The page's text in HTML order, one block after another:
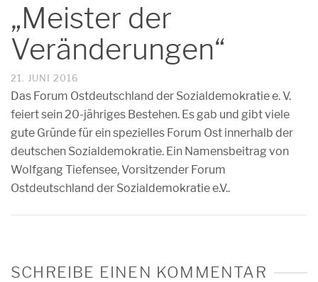
„Meister der
Veränderungen“
21. JUNI 2016
Das Forum Ostdeutschland der Sozialdemokratie e. V.
feiert sein 20-jähriges Bestehen. Es gab und gibt viele
gute Gründe für ein spezielles Forum Ost innerhalb der
deutschen Sozialdemokratie. Ein Namensbeitrag von
Wolfgang Tiefensee, Vorsitzender Forum
Ostdeutschland der Sozialdemokratie e.V..
SCHREIBE EINEN KOMMENTAR